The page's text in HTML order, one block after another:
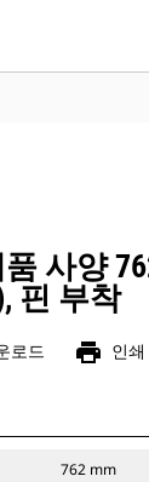
사양
핀 부착
로드 print 인쇄
762 mm